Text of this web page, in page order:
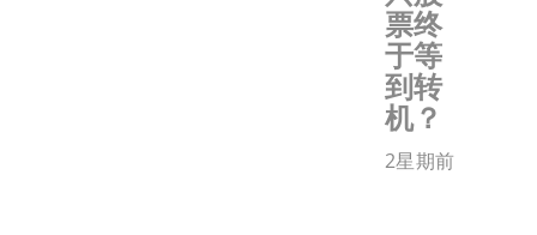
票终
于等
到转
机？
2星期前